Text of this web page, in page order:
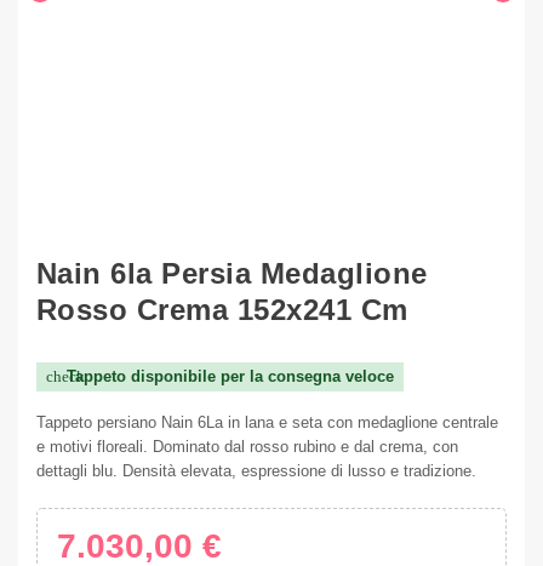
Nain 6la Persia Medaglione
Rosso Crema 152x241 Cm
check
Tappeto disponibile per la consegna veloce
Tappeto persiano Nain 6La in lana e seta con medaglione centrale
e motivi floreali. Dominato dal rosso rubino e dal crema, con
dettagli blu. Densità elevata, espressione di lusso e tradizione.
7.030,00 €